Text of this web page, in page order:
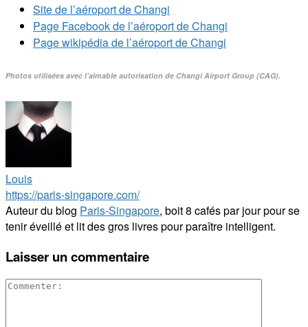
Site de l’aéroport de Changi
Page Facebook de l’aéroport de Changi
Page wikipédia de l’aéroport de Changi
Photos utilisées avec l’aimable autorisation de Changi Airport Group (CAG).
Louis
https://paris-singapore.com/
Auteur du blog Paris-Singapore, boit 8 cafés par jour pour se
tenir éveillé et lit des gros livres pour paraître intelligent.
Laisser un commentaire